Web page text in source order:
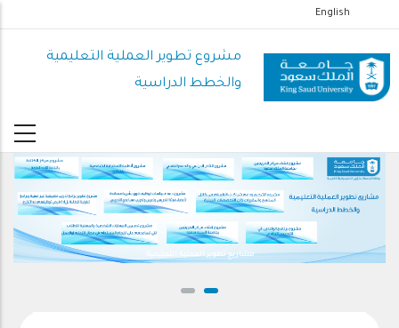
إلى
المحتوى
الرئيسي
English
مشروع تطوير العملية التعليمية
والخطط الدراسية
مشاريع تطوير العملية التعليمية